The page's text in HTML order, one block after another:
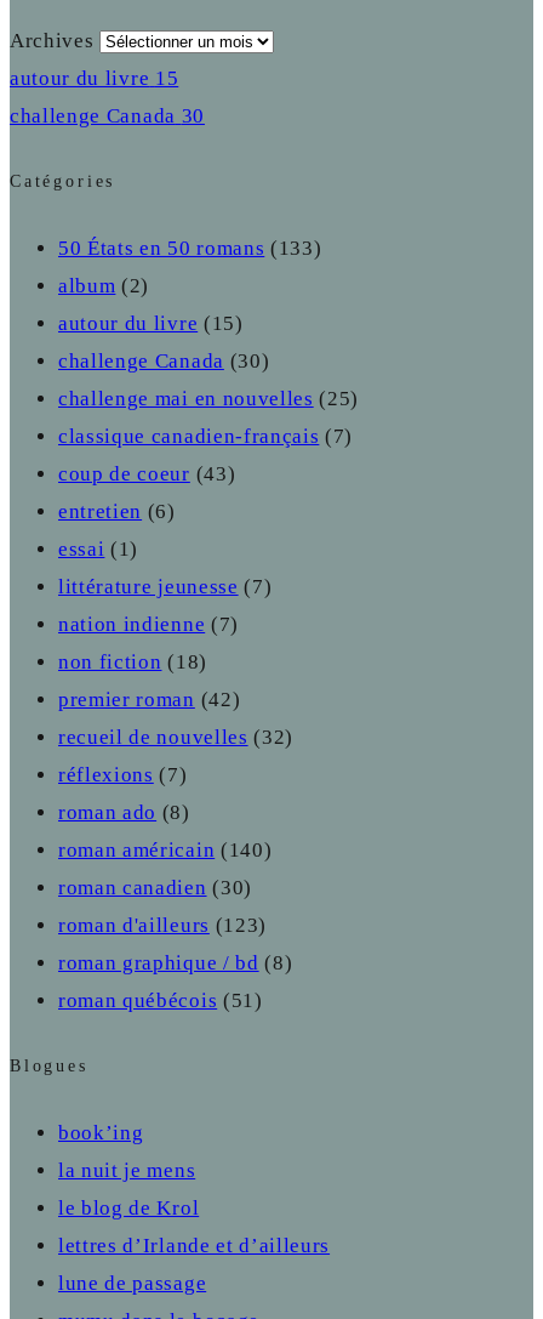
Archives
autour du livre 15
challenge Canada 30
Catégories
50 États en 50 romans (133)
album (2)
autour du livre (15)
challenge Canada (30)
challenge mai en nouvelles (25)
classique canadien-français (7)
coup de coeur (43)
entretien (6)
essai (1)
littérature jeunesse (7)
nation indienne (7)
non fiction (18)
premier roman (42)
recueil de nouvelles (32)
réflexions (7)
roman ado (8)
roman américain (140)
roman canadien (30)
roman d'ailleurs (123)
roman graphique / bd (8)
roman québécois (51)
Blogues
book’ing
la nuit je mens
le blog de Krol
lettres d’Irlande et d’ailleurs
lune de passage